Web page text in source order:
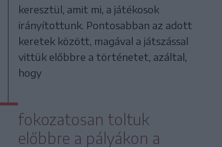
keresztül, amit mi, a játékosok
irányítottunk. Pontosabban az adott
keretek között, magával a játszással
vittük előbbre a történetet, azáltal,
hogy
fokozatosan toltuk
előbbre a pályákon a